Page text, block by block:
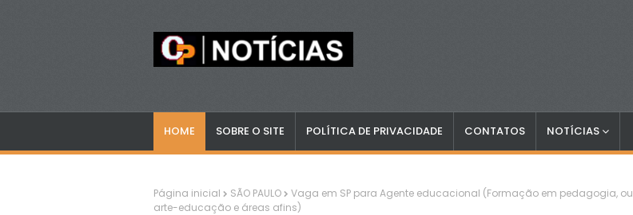
HOME SOBRE O SITE POLÍTICA DE PRIVACIDADE CONTATOS NOTÍCIAS
Página inicial SÃO PAULO
Vaga em SP para Agente educacional (Formação em pedagogia, ou
arte-educação e áreas afins)